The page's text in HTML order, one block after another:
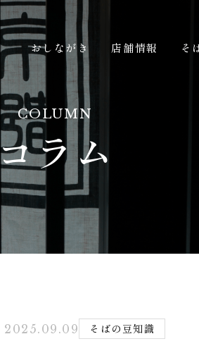
おしながき 店舗情報 そ
COLUMN
コラム
2025.09.09 そばの豆知識